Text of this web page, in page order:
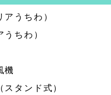
うちわ）
ちわ）
機
タンド式）